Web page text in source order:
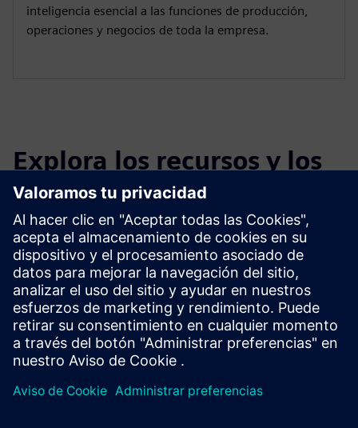
inteligencia esencial a las funciones de producción,
operaciones y negocios de toda la empresa.
Explora los recursos y los
productos relacionados
Información y recursos adicionales
Soluciones digitales en Atos
Fabricación: Atos
Atos Practice: Industry 360